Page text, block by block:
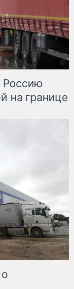
Россию
на границе